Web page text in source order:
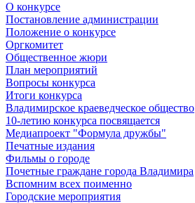
О конкурсе
Постановление администрации
Положение о конкурсе
Оргкомитет
Общественное жюри
План мероприятий
Вопросы конкурса
Итоги конкурса
Владимирское краеведческое общество
10-летию конкурса посвящается
Медиапроект "Формула дружбы"
Печатные издания
Фильмы о городе
Почетные граждане города Владимира
Вспомним всех поименно
Городские мероприятия